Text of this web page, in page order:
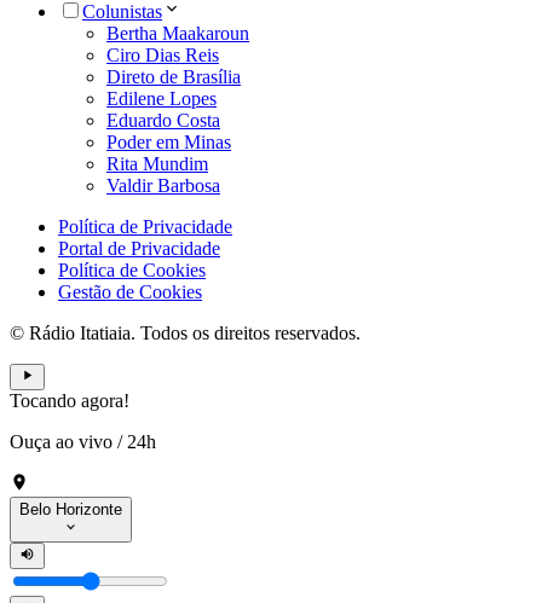
Colunistas
Bertha Maakaroun
Ciro Dias Reis
Direto de Brasília
Edilene Lopes
Eduardo Costa
Poder em Minas
Rita Mundim
Valdir Barbosa
Política de Privacidade
Portal de Privacidade
Política de Cookies
Gestão de Cookies
© Rádio Itatiaia. Todos os direitos reservados.
Tocando agora!
Ouça ao vivo / 24h
Belo Horizonte